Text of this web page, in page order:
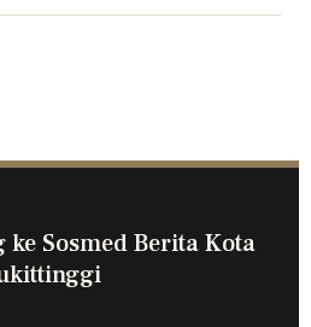
Sosmed Berita Kota